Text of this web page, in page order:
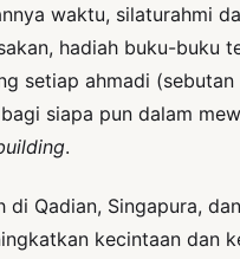
waktu, silaturahmi
hadiah buku-
setiap ahmadi
siapa pun dalam
.
Qadian, Singapura,
kecintaan